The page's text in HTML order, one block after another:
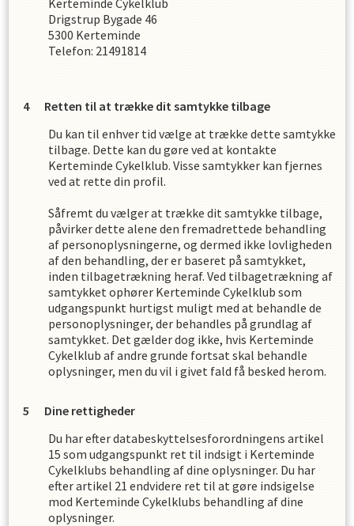
Kerteminde Cykelklub
Drigstrup Bygade 46
5300 Kerteminde
Telefon: 21491814
Retten til at trække dit samtykke tilbage
Du kan til enhver tid vælge at trække dette samtykke
tilbage. Dette kan du gøre ved at kontakte
Kerteminde Cykelklub. Visse samtykker kan fjernes
ved at rette din profil.
Såfremt du vælger at trække dit samtykke tilbage,
påvirker dette alene den fremadrettede behandling
af personoplysningerne, og dermed ikke lovligheden
af den behandling, der er baseret på samtykket,
inden tilbagetrækning heraf. Ved tilbagetrækning af
samtykket ophører Kerteminde Cykelklub som
udgangspunkt hurtigst muligt med at behandle de
personoplysninger, der behandles på grundlag af
samtykket. Det gælder dog ikke, hvis Kerteminde
Cykelklub af andre grunde fortsat skal behandle
oplysninger, men du vil i givet fald få besked herom.
Dine rettigheder
Du har efter databeskyttelsesforordningens artikel
15 som udgangspunkt ret til indsigt i Kerteminde
Cykelklubs behandling af dine oplysninger. Du har
efter artikel 21 endvidere ret til at gøre indsigelse
mod Kerteminde Cykelklubs behandling af dine
oplysninger.